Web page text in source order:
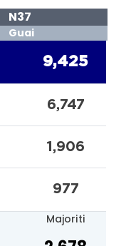
N37
Guai
9,425
6,747
1,906
977
Majoriti